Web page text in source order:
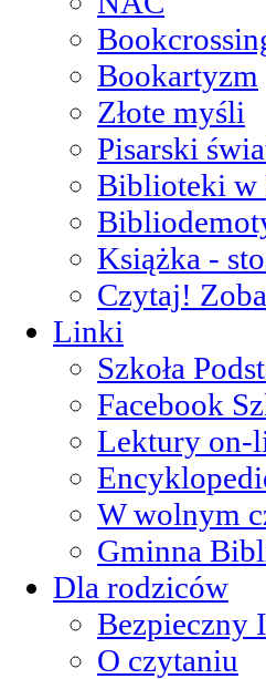
Bookartyzm
Złote myśli
Pisarski
Biblioteki w
Książka -
Czytaj!
Linki
Szkoła
Facebook
Lektury on-
W wolnym
Gminna
Dla rodziców
Bezpieczny
O czytaniu